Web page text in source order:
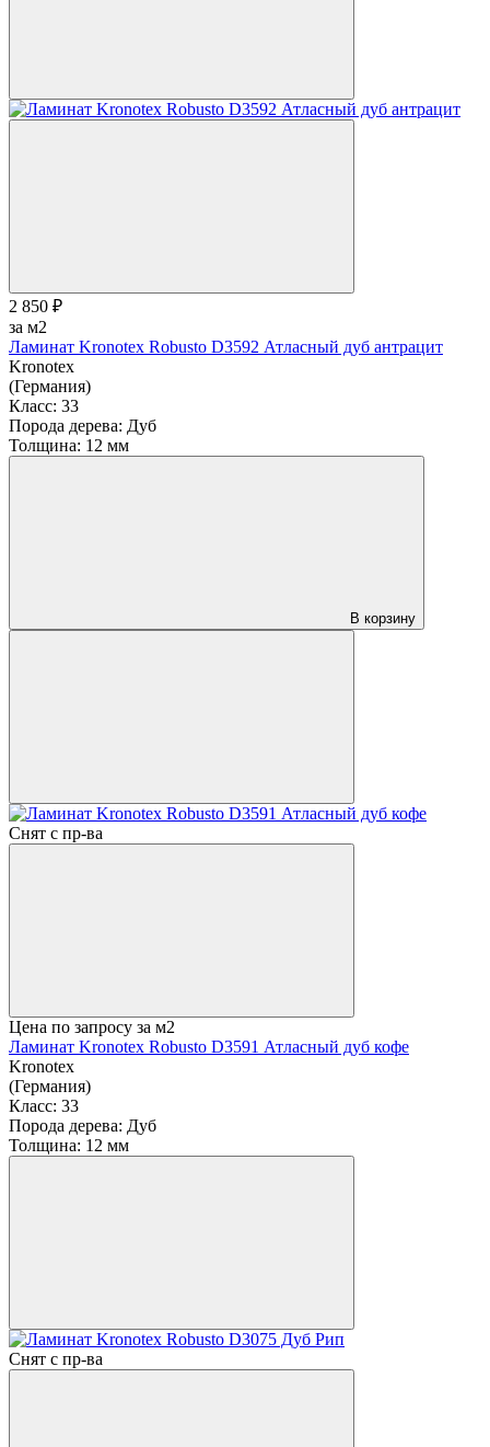
2 850 ₽
за м2
Ламинат Kronotex Robusto D3592 Атласный дуб антрацит
Kronotex
(Германия)
Класс: 33
Порода дерева: Дуб
Толщина: 12 мм
В корзину
Снят с пр-ва
Цена по запросу за м2
Ламинат Kronotex Robusto D3591 Атласный дуб кофе
Kronotex
(Германия)
Класс: 33
Порода дерева: Дуб
Толщина: 12 мм
Снят с пр-ва